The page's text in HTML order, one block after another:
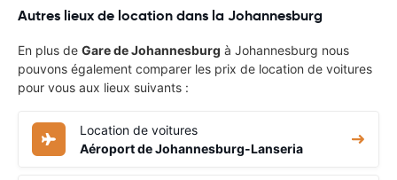
Autres lieux de location dans la Johannesburg
En plus de Gare de Johannesburg à Johannesburg nous
pouvons également comparer les prix de location de voitures
pour vous aux lieux suivants :
Location de voitures
Aéroport de Johannesburg-Lanseria